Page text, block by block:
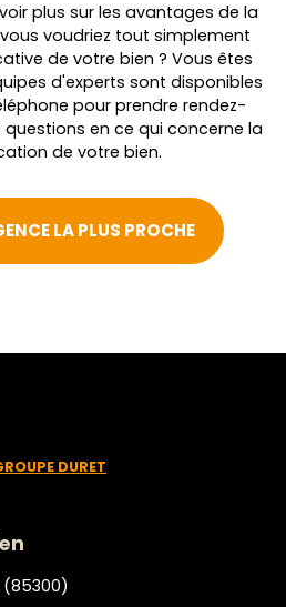
plus sur les avantages de la
voudriez tout simplement
de votre bien ? Vous êtes
d'experts sont disponibles
pour prendre rendez-
en ce qui concerne la
de votre bien.
LA PLUS PROCHE
DURET